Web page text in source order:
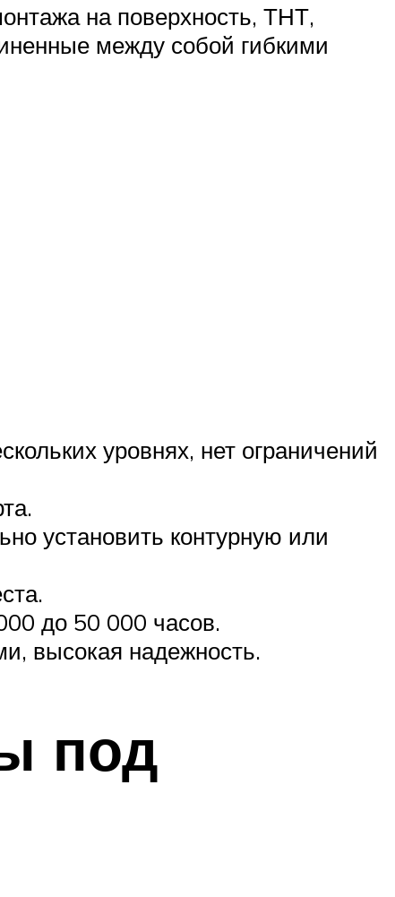
на поверхность, ТНТ,
между собой гибкими
уровнях, нет ограничений
установить контурную или
до 50 000 часов.
высокая надежность.
под